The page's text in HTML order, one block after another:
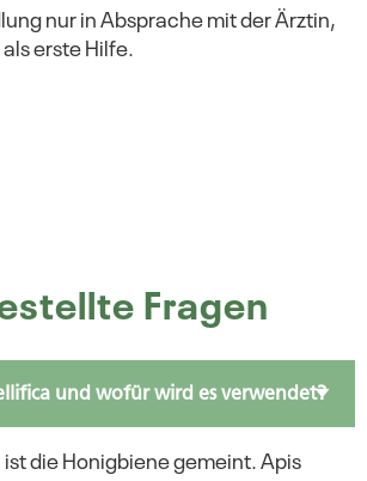
nur in Absprache mit der Ärztin,
erste Hilfe.
Fragen
und wofür wird es verwendet?
die Honigbiene gemeint. Apis